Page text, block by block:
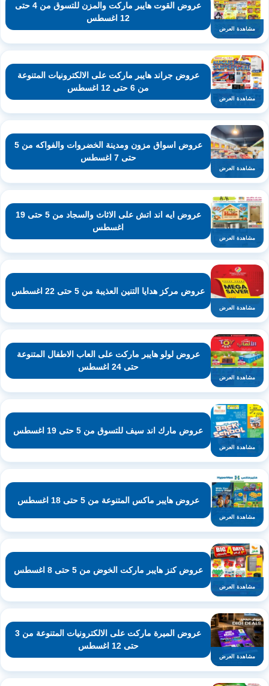
مشاهدة العرض
عروض القوت هايبر ماركت والمزن للتسوق من 4 حتى
12 اغسطس
مشاهدة العرض
عروض جراند هايبر ماركت على الالكترونيات المتنوعة
من 6 حتى 12 اغسطس
مشاهدة العرض
عروض اسواق مزون ومدينة الخضروات والفواكه من 5
حتى 7 اغسطس
مشاهدة العرض
عروض ايه اند اتش على الاثاث والسجاد من 5 حتى 19
اغسطس
مشاهدة العرض
عروض مركز هدايا التنين العذيبة من 5 حتى 22 اغسطس
مشاهدة العرض
عروض لولو هايبر ماركت على العاب الاطفال المتنوعة
حتى 24 اغسطس
مشاهدة العرض
عروض مارك اند سيف للتسوق من 5 حتى 19 اغسطس
مشاهدة العرض
عروض هايبر ماكس المتنوعة من 5 حتى 18 اغسطس
مشاهدة العرض
عروض كنز هايبر ماركت الخوض من 5 حتى 8 اغسطس
مشاهدة العرض
عروض الميرة ماركت على الالكترونيات المتنوعة من 3
حتى 12 اغسطس